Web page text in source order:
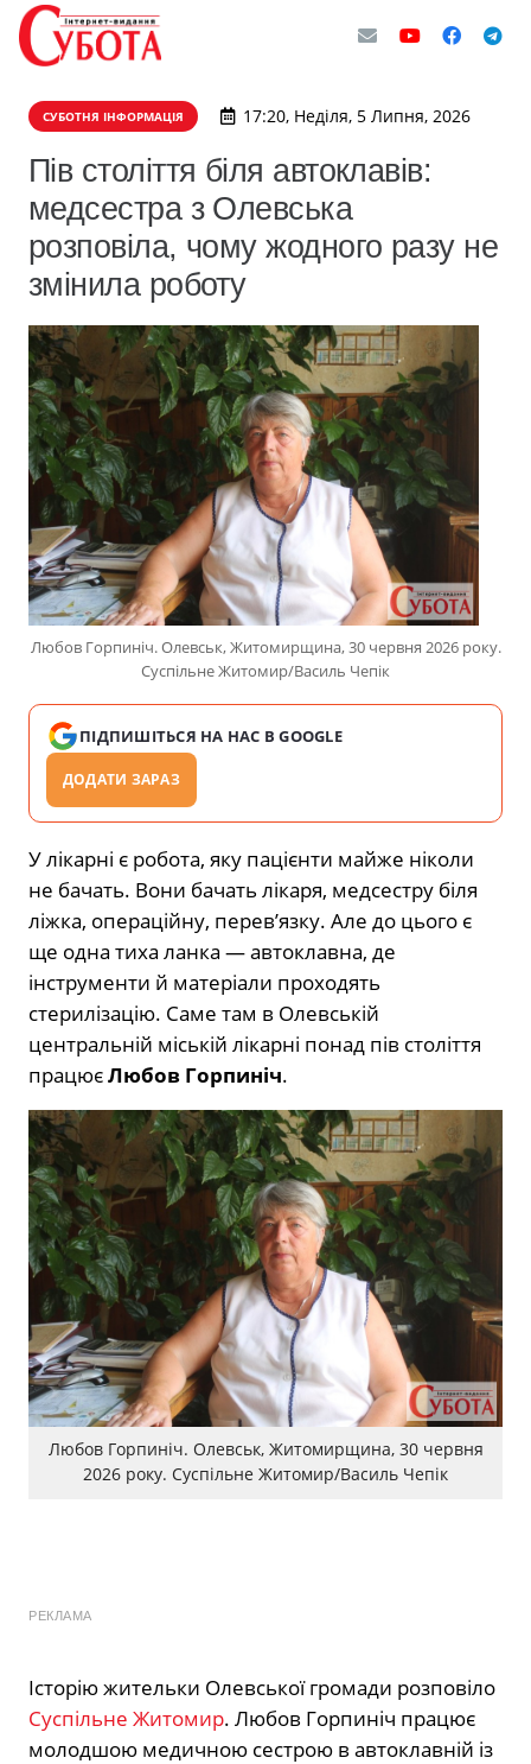
СУБОТНЯ ІНФОРМАЦІЯ 17:20, Неділя, 5 Липня, 2026
Пів століття біля автоклавів:
медсестра з Олевська
розповіла, чому жодного разу не
змінила роботу
Любов Горпиніч. Олевськ, Житомирщина, 30 червня 2026 року.
Суспільне Житомир/Василь Чепік
ПІДПИШІТЬСЯ НА НАС В GOOGLE
ДОДАТИ ЗАРАЗ
У лікарні є робота, яку пацієнти майже ніколи
не бачать. Вони бачать лікаря, медсестру біля
ліжка, операційну, перев’язку. Але до цього є
ще одна тиха ланка — автоклавна, де
інструменти й матеріали проходять
стерилізацію. Саме там в Олевській
центральній міській лікарні понад пів століття
працюєЛюбов Горпиніч.
Любов Горпиніч. Олевськ, Житомирщина, 30 червня
2026 року. Суспільне Житомир/Василь Чепік
РЕКЛАМА
Історію жительки Олевської громади розповіло
Суспільне Житомир. Любов Горпиніч працює
молодшою медичною сестрою в автоклавній із